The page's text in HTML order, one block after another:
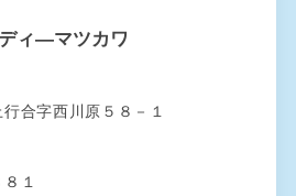
ィ―マツカワ
合字西川原５８－１
１